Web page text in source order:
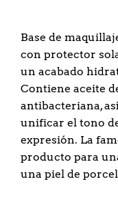
Base de
con protector
un acabado
Contiene aceite
antibacteriana,
unificar el tono
expresión. La
producto para
una piel de